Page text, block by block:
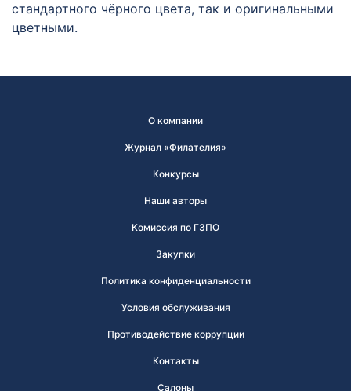
стандартного чёрного цвета, так и оригинальными
цветными.
О компании
Журнал «Филателия»
Конкурсы
Наши авторы
Комиссия по ГЗПО
Закупки
Политика конфиденциальности
Условия обслуживания
Противодействие коррупции
Контакты
Салоны